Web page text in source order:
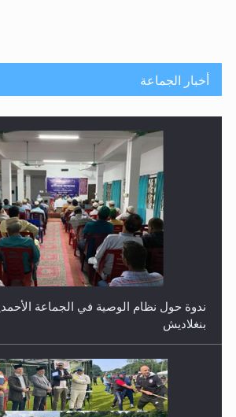
أخبار الجماعة
ندوة حول نظام الوصية في الجماعة
بنغلاديش